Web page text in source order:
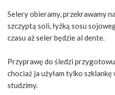
Selery obieramy, przekrawamy
szczyptą soli, łyżką sosu
czasu aż seler będzie al dente.
Przyprawę do śledzi
chociaż ja użyłam tylko
studzimy.